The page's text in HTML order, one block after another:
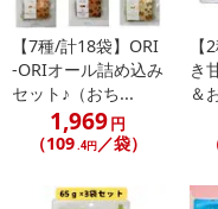
休業日
■その他共通および商品カ
さい）
こちら
【7種/計18袋】ORI
-ORIオール詰め込み
セット♪（おち...
1,969円
（109.4円／袋）
き
＆